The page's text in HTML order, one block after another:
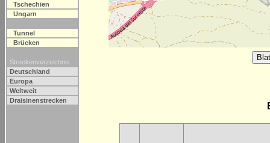
Tschechien
Ungarn
Tunnel
Brücken
Streckenverzeichnis
Deutschland
Europa
Weltweit
Draisinenstrecken